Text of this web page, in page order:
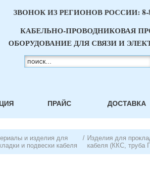
ЗВОНОК ИЗ РЕГИОНОВ РОССИИ:
КАБЕЛЬНО-ПРОВОДНИКОВАЯ
ОБОРУДОВАНИЕ ДЛЯ СВЯЗИ И
ПРАЙС ДОСТАВКА
и изделия для
и подвески кабеля
/ Изделия для
кабеля (ККС,